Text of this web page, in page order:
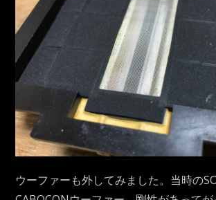
ウーファーも外してみました。当時の